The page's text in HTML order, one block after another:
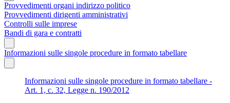
Provvedimenti organi indirizzo politico
Provvedimenti dirigenti amministrativi
Controlli sulle imprese
Bandi di gara e contratti
Informazioni sulle singole procedure in formato tabellare
Informazioni sulle singole procedure in formato tabellare -
Art. 1, c. 32, Legge n. 190/2012